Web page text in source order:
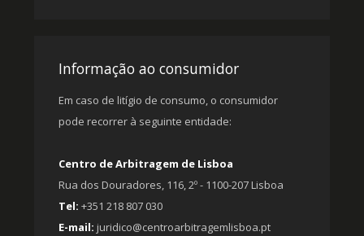
Informação ao consumidor
Em caso de litígio de consumo, o consumidor
pode recorrer à seguinte entidade:
Centro de Arbitragem de Lisboa
Rua dos Douradores, 116, 2º - 1100-207 Lisboa
Tel: +351 218 807 030
E-mail: juridico@centroarbitragemlisboa.pt